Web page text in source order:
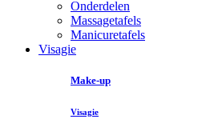
Onderdelen
Massagetafels
Manicuretafels
Visagie
Make-up
Visagie